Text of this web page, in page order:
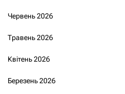
Червень 2026
Травень 2026
Квітень 2026
Березень 2026